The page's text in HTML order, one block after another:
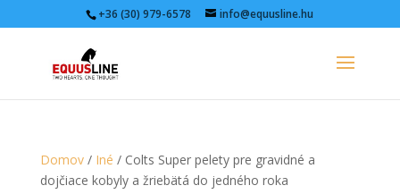
+36 (30) 979-6578 info@equusline.hu
Domov/ Iné / Colts Super pelety pre gravidné a
dojčiace kobyly a žriebätá do jedného roka